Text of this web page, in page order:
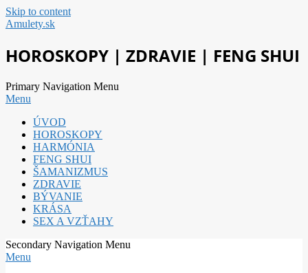
Skip to content
Amulety.sk
HOROSKOPY | ZDRAVIE | FENG SHUI
Primary Navigation Menu
Menu
ÚVOD
HOROSKOPY
HARMÓNIA
FENG SHUI
ŠAMANIZMUS
ZDRAVIE
BÝVANIE
KRÁSA
SEX A VZŤAHY
Secondary Navigation Menu
Menu